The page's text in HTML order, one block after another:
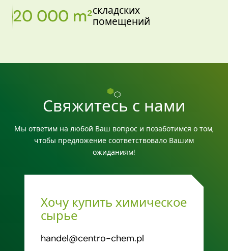
20 000 m²складских
помещений
Свяжитесь с нами
Мы ответим на любой Ваш вопрос и позаботимся о том,
чтобы предложение соответствовало Вашим
ожиданиям!
Хочу купить химическое
сырье
handel@centro-chem.pl